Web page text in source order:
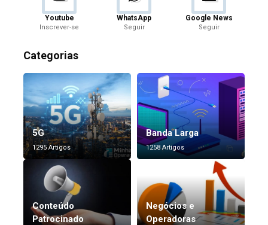
Youtube
Inscrever-se
WhatsApp
Seguir
Google News
Seguir
Categorias
5G
1295 Artigos
Banda Larga
1258 Artigos
Conteúdo
Patrocinado
Negócios e
Operadoras